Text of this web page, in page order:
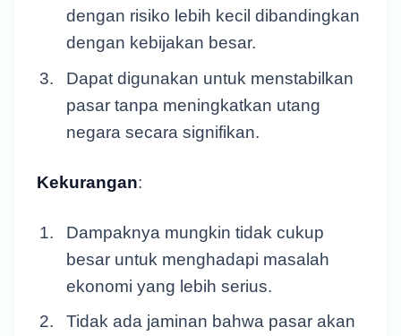
dengan risiko lebih kecil dibandingkan
dengan kebijakan besar.
Dapat digunakan untuk menstabilkan
pasar tanpa meningkatkan utang
negara secara signifikan.
Kekurangan:
Dampaknya mungkin tidak cukup
besar untuk menghadapi masalah
ekonomi yang lebih serius.
Tidak ada jaminan bahwa pasar akan